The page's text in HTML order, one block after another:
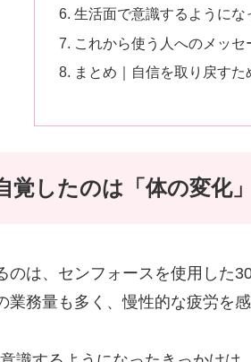
生活面で意識するようにな
これから使う人へのメッセ
まとめ｜自信を取り戻す
覚したのは「体の変化
のは、センフォースを使用した
業務量も多く、慢性的な疲労を